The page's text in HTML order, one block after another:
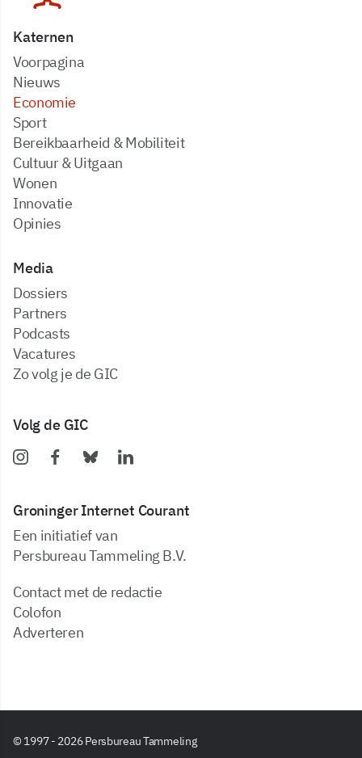
Katernen
Voorpagina
Nieuws
Economie
Sport
Bereikbaarheid & Mobiliteit
Cultuur & Uitgaan
Wonen
Innovatie
Opinies
Media
dossiers
partners
podcasts
vacatures
zo volg je de GIC
Volg de GIC
Groninger Internet Courant
Een initiatief van
Persbureau Tammeling B.V.
Contact met de redactie
Colofon
Adverteren
© 1997 - 2026 Persbureau Tammeling